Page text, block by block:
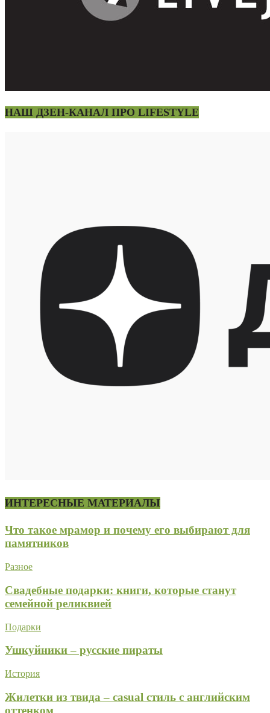
НАШ ДЗЕН-КАНАЛ ПРО LIFESTYLE
ИНТЕРЕСНЫЕ МАТЕРИАЛЫ
Что такое мрамор и почему его выбирают для
памятников
Разное
Свадебные подарки: книги, которые станут
семейной реликвией
Подарки
Ушкуйники – русские пираты
История
Жилетки из твида – casual стиль с английским
оттенком